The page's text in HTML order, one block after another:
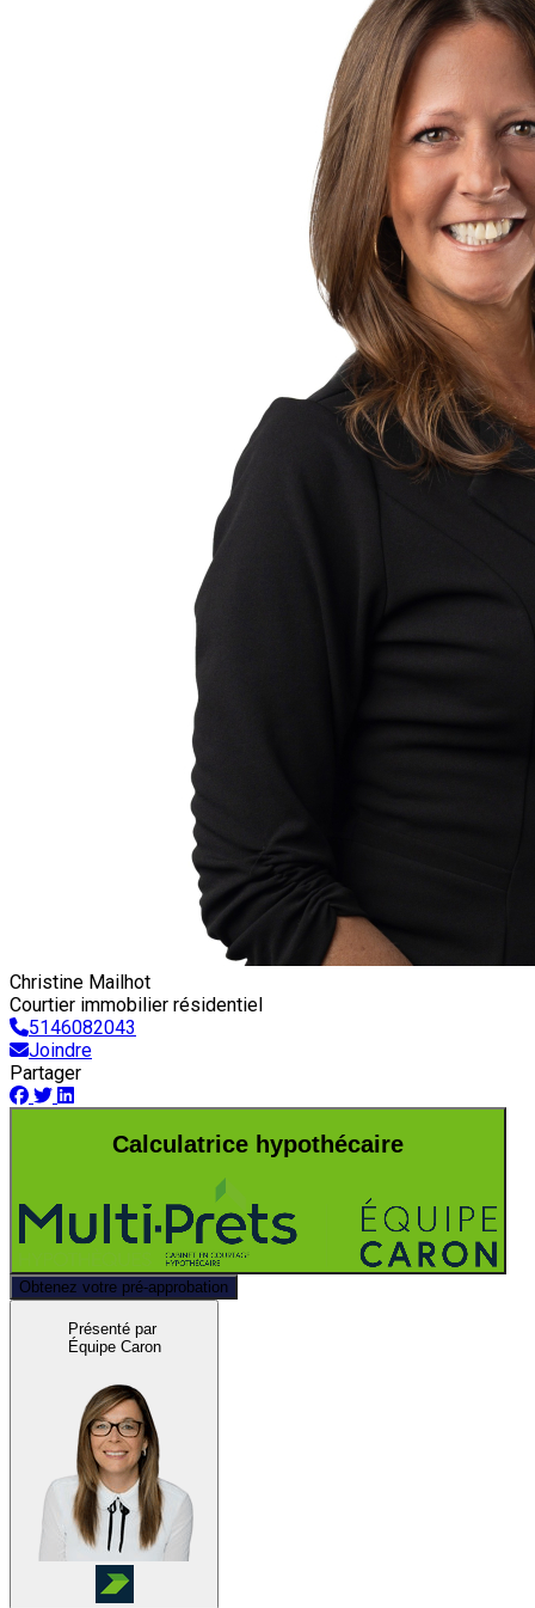
Christine Mailhot
Courtier immobilier résidentiel
5146082043
Joindre
Partager
Calculatrice hypothécaire
Obtenez votre pré-approbation
Présenté par
Équipe Caron